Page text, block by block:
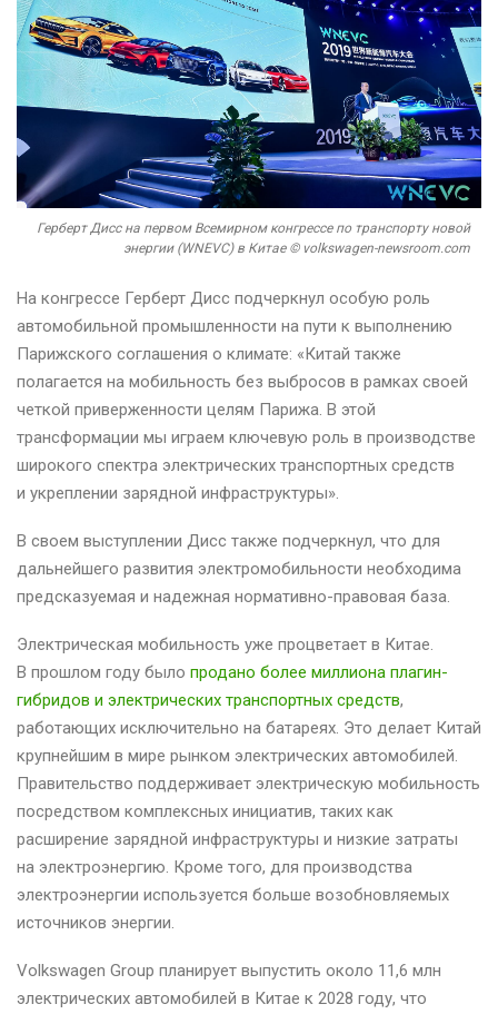
Герберт Дисс на первом Всемирном конгрессе по транспорту новой
энергии (WNEVC) в Китае © volkswagen-newsroom.com
На конгрессе Герберт Дисс подчеркнул особую роль
автомобильной промышленности на пути к выполнению
Парижского соглашения о климате: «Китай также
полагается на мобильность без выбросов в рамках своей
четкой приверженности целям Парижа. В этой
трансформации мы играем ключевую роль в производстве
широкого спектра электрических транспортных средств
и укреплении зарядной инфраструктуры».
В своем выступлении Дисс также подчеркнул, что для
дальнейшего развития электромобильности необходима
предсказуемая и надежная нормативно-правовая база.
Электрическая мобильность уже процветает в Китае.
В прошлом году было продано более миллиона плагин-
гибридов и электрических транспортных средств,
работающих исключительно на батареях. Это делает Китай
крупнейшим в мире рынком электрических автомобилей.
Правительство поддерживает электрическую мобильность
посредством комплексных инициатив, таких как
расширение зарядной инфраструктуры и низкие затраты
на электроэнергию. Кроме того, для производства
электроэнергии используется больше возобновляемых
источников энергии.
Volkswagen Group планирует выпустить около 11,6 млн
электрических автомобилей в Китае к 2028 году, что